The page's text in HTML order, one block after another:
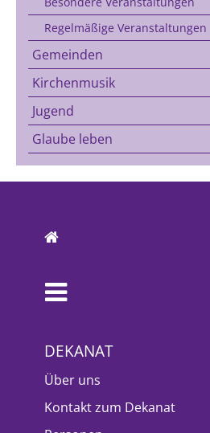
Regelmäßige Veranstaltungen
Gemeinden
Kirchenmusik
Jugend
Glaube leben
DEKANAT
Über uns
Kontakt zum Dekanat